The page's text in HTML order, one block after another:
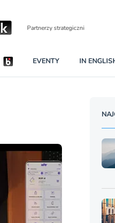
W najniższych planach –
darmo przez trzy miesiące
Czytaj więcej
EVENTY IN